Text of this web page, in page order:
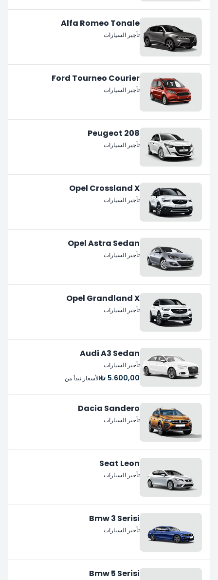
Alfa Romeo Tonale
تأجير السيارات
Ford Tourneo Courier
تأجير السيارات
Peugeot 208
تأجير السيارات
Opel Crossland X
تأجير السيارات
Opel Astra Sedan
تأجير السيارات
Opel Grandland X
تأجير السيارات
Audi A3 Sedan
تأجير السيارات
5.600,00 ₺ الأسعار تبدأ من
Dacia Sandero
تأجير السيارات
Seat Leon
تأجير السيارات
Bmw 3 Serisi
تأجير السيارات
Bmw 5 Serisi